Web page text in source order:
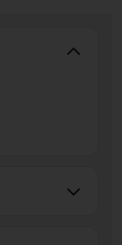
voor